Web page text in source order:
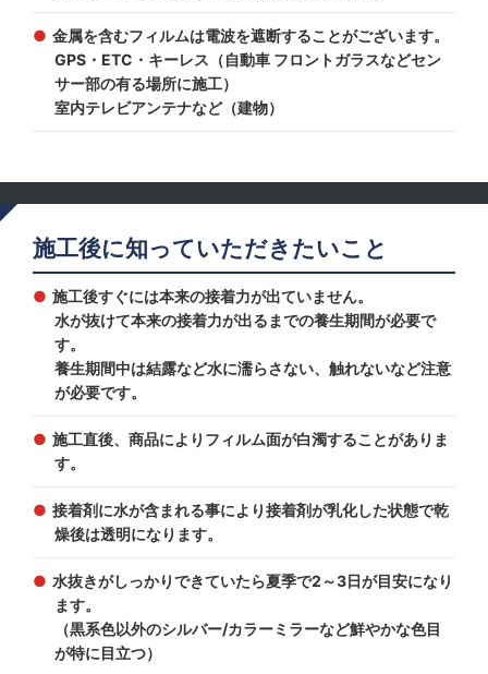
金属を含むフィルムは電波を遮断することがございます。
GPS・ETC・キーレス（自動車 フロントガラスなどセン
サー部の有る場所に施工）
室内テレビアンテナなど（建物）
施工後に知っていただきたいこと
施工後すぐには本来の接着力が出ていません。
水が抜けて本来の接着力が出るまでの養生期間が必要で
す。
養生期間中は結露など水に濡らさない、触れないなど注意
が必要です。
施工直後、商品によりフィルム面が白濁することがありま
す。
接着剤に水が含まれる事により接着剤が乳化した状態で乾
燥後は透明になります。
水抜きがしっかりできていたら夏季で2～3日が目安になり
ます。
（黒系色以外のシルバー/カラーミラーなど鮮やかな色目
が特に目立つ）